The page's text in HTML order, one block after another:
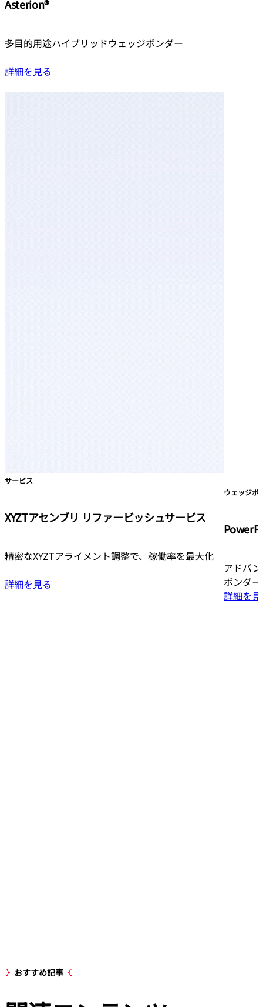
Asterion®
多目的用途ハイブリッドウェッジボンダー
詳細を見る
サービス
XYZTアセンブリ リファービッシュサービス
精密なXYZTアライメント調整で、稼働率を最大化
詳細を見る
ウェッジボ
アドバ
ボンダー
詳細を
おすすめ記事